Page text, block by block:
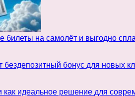
билеты на самолёт и выгодно
бездепозитный бонус для новых
как идеальное решение для